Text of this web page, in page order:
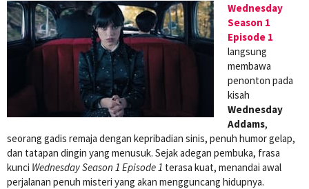
Wednesday
Season 1
Episode 1
langsung
membawa
penonton pada
kisah
Wednesday
Addams,
seorang gadis remaja dengan kepribadian sinis, penuh humor gelap,
dan tatapan dingin yang menusuk. Sejak adegan pembuka, frasa
kunci Wednesday Season 1 Episode 1 terasa kuat, menandai awal
perjalanan penuh misteri yang akan mengguncang hidupnya.